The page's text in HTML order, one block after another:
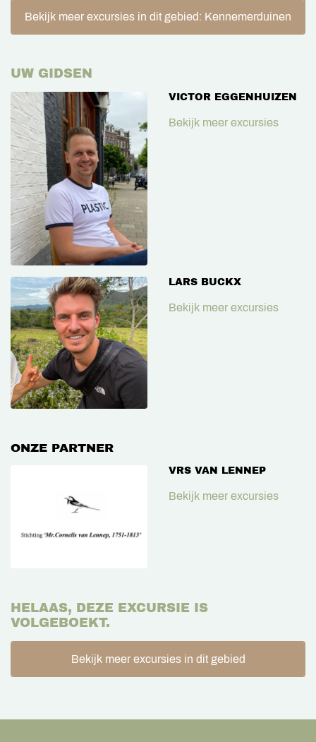
Bekijk meer excursies in dit gebied: Kennemerduinen
UW GIDSEN
VICTOR EGGENHUIZEN
Bekijk meer excursies
LARS BUCKX
Bekijk meer excursies
ONZE PARTNER
VRS VAN LENNEP
Bekijk meer excursies
HELAAS, DEZE EXCURSIE IS
VOLGEBOEKT.
Bekijk meer excursies in dit gebied